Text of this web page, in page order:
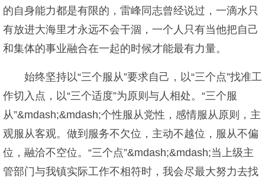
的自身能力都是有限的，雷峰同志曾经说过，一滴水只
有放进大海里才永远不会干涸，一个人只有当他把自己
和集体的事业融合在一起的时候才能最有力量。
始终坚持以“三个服从”要求自己，以“三个点”找准工
作切入点，以“三个适度”为原则与人相处。“三个服
从”&mdash;&mdash;个性服从党性，感情服从原则，主
观服从客观。做到服务不欠位，主动不越位，服从不偏
位，融洽不空位。“三个点”&mdash;&mdash;当上级主
管部门与我镇实际工作不相符时，我会尽最大努力去找